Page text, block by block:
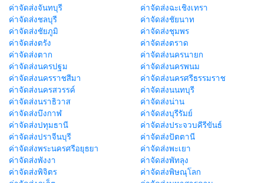
ค่าจัดส่งจันทบุรี
ค่าจัดส่งฉะเชิงเทรา
ค่าจัดส่งชลบุรี
ค่าจัดส่งชัยนาท
ค่าจัดส่งชัยภูมิ
ค่าจัดส่งชุมพร
ค่าจัดส่งตรัง
ค่าจัดส่งตราด
ค่าจัดส่งตาก
ค่าจัดส่งนครนายก
ค่าจัดส่งนครปฐม
ค่าจัดส่งนครพนม
ค่าจัดส่งนครราชสีมา
ค่าจัดส่งนครศรีธรรมราช
ค่าจัดส่งนครสวรรค์
ค่าจัดส่งนนทบุรี
ค่าจัดส่งนราธิวาส
ค่าจัดส่งน่าน
ค่าจัดส่งบึงกาฬ
ค่าจัดส่งบุรีรัมย์
ค่าจัดส่งปทุมธานี
ค่าจัดส่งประจวบคีรีขันธ์
ค่าจัดส่งปราจีนบุรี
ค่าจัดส่งปัตตานี
ค่าจัดส่งพระนครศรีอยุธยา
ค่าจัดส่งพะเยา
ค่าจัดส่งพังงา
ค่าจัดส่งพัทลุง
ค่าจัดส่งพิจิตร
ค่าจัดส่งพิษณุโลก